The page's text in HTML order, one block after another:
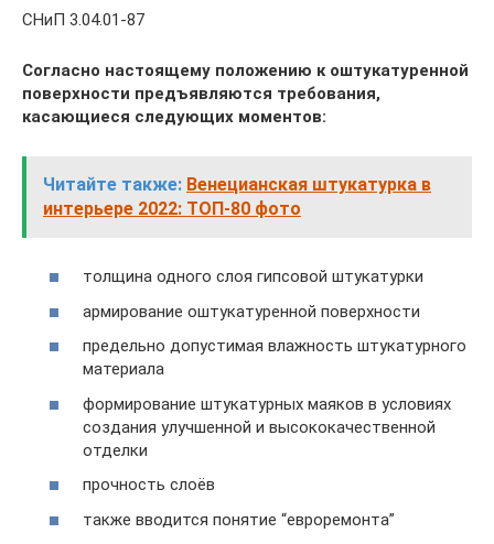
СНиП 3.04.01-87
Согласно настоящему положению к оштукатуренной
поверхности предъявляются требования,
касающиеся следующих моментов:
Читайте также: Венецианская штукатурка в
интерьере 2022: ТОП-80 фото
толщина одного слоя гипсовой штукатурки
армирование оштукатуренной поверхности
предельно допустимая влажность штукатурного
материала
формирование штукатурных маяков в условиях
создания улучшенной и высококачественной
отделки
прочность слоёв
также вводится понятие “евроремонта”